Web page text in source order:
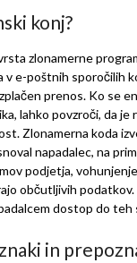
konj?
zlonamerne
v e-poštnih sporočilih
prenos. Ko se
lahko povzroči, da je
Zlonamerna koda
napadalec, na
podjetja,
občutljivih
dostop do teh
in